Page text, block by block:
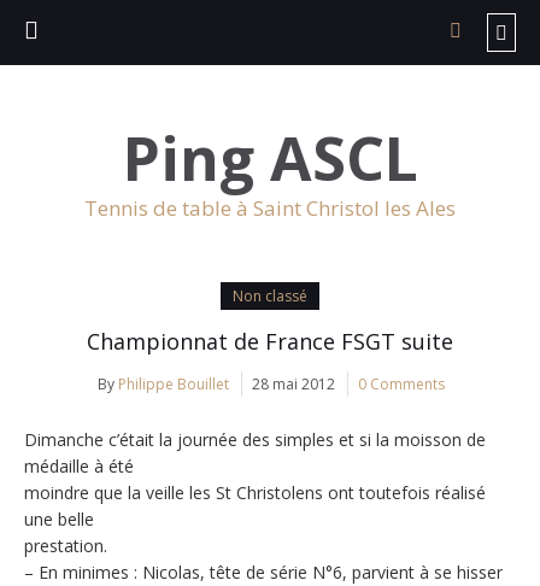
Ping ASCL
Tennis de table à Saint Christol les Ales
Non classé
Championnat de France FSGT suite
By Philippe Bouillet 28 mai 2012 0 Comments
Dimanche c’était la journée des simples et si la moisson de
médaille à été
moindre que la veille les St Christolens ont toutefois réalisé
une belle
prestation.
– En minimes : Nicolas, tête de série N°6, parvient à se hisser